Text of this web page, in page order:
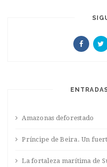
Amazonas deforestado
Príncipe de Beira. Un
La fortaleza marítima de